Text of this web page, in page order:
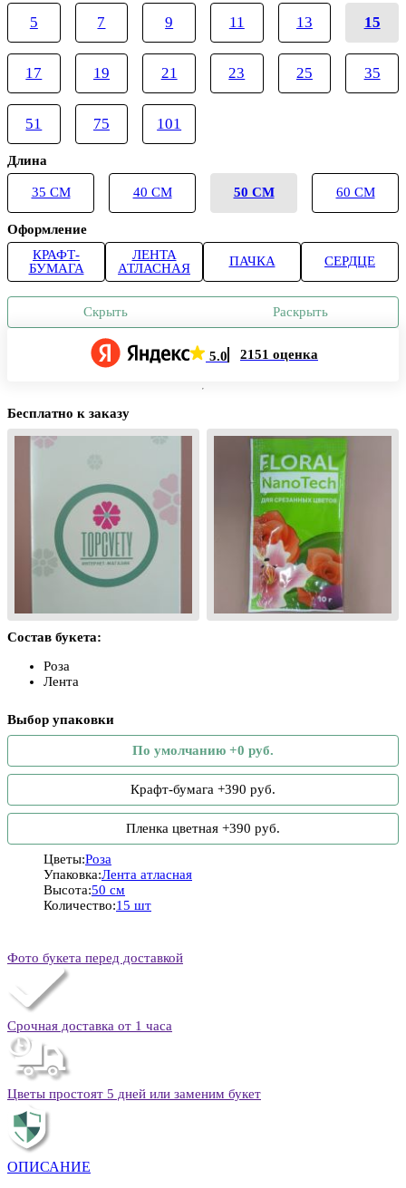
5 7 9 11 13 15
17 19 21 23 25 35
51 75 101
Длина
35 СМ 40 СМ 50 СМ 60 СМ
Оформление
КРАФТ-
БУМАГА
ЛЕНТА
АТЛАСНАЯ
ПАЧКА СЕРДЦЕ
Скрыть Раскрыть
5.0 2151 оценка
Бесплатно к заказу
Состав букета:
Роза
Лента
Выбор упаковки
По умолчанию +0 руб.
Крафт-бумага +390 руб.
Пленка цветная +390 руб.
Цветы:Роза
Упаковка:Лента атласная
Высота:50 см
Количество:15 шт
Фото букета перед доставкой
Срочная доставка от 1 часа
Цветы простоят 5 дней или заменим букет
ОПИСАНИЕ